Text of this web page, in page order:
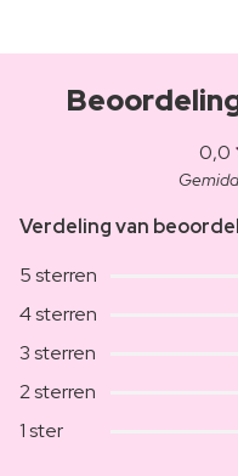
0,0
Verdeling van
5 sterren
4 sterren
3 sterren
2 sterren
1 ster